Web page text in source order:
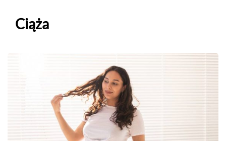
Ciąża